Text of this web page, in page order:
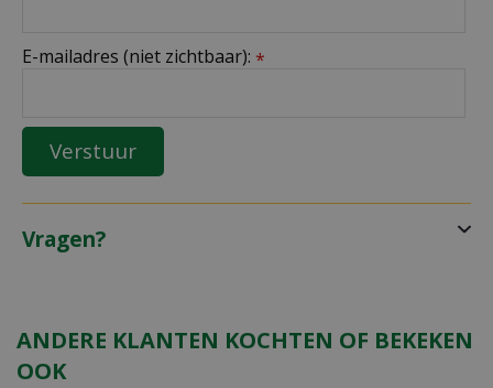
E-mailadres (niet zichtbaar): *
Vragen?
ANDERE KLANTEN KOCHTEN OF BEKEKEN
OOK